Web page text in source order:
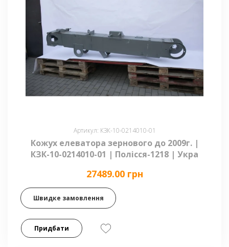
Артикул: КЗК-10-0214010-01
Кожух елеватора зернового до 2009г. |
КЗК-10-0214010-01 | Полісся-1218 | Укра
27489.00 грн
Швидке замовлення
Придбати